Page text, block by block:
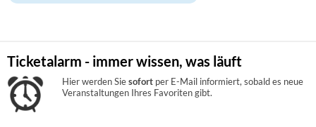
Ticketalarm - immer wissen, was läuft
Hier werden Siesofort per E-Mail informiert, sobald es neue
Veranstaltungen Ihres Favoriten gibt.